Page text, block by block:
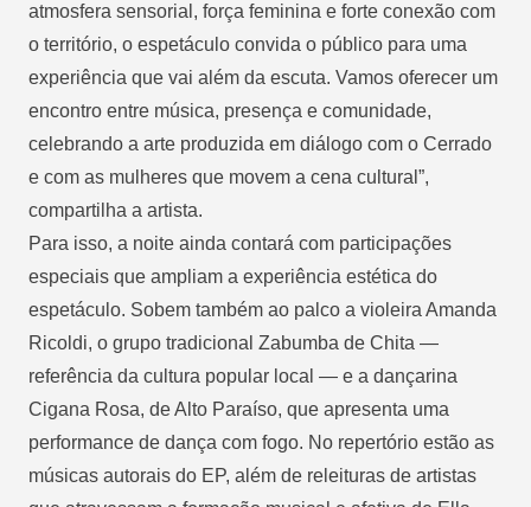
atmosfera sensorial, força feminina e forte conexão com
o território, o espetáculo convida o público para uma
experiência que vai além da escuta. Vamos oferecer um
encontro entre música, presença e comunidade,
celebrando a arte produzida em diálogo com o Cerrado
e com as mulheres que movem a cena cultural”,
compartilha a artista.
Para isso, a noite ainda contará com participações
especiais que ampliam a experiência estética do
espetáculo. Sobem também ao palco a violeira Amanda
Ricoldi, o grupo tradicional Zabumba de Chita —
referência da cultura popular local — e a dançarina
Cigana Rosa, de Alto Paraíso, que apresenta uma
performance de dança com fogo. No repertório estão as
músicas autorais do EP, além de releituras de artistas